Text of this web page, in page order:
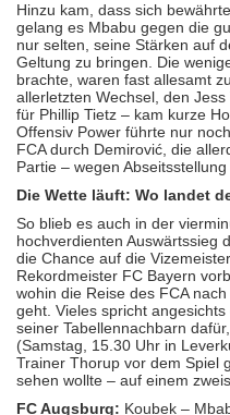
Hinzu kam, dass sich
gelang es Mbabu gegen die
nur selten, seine Stärken auf
Geltung zu bringen. Die
brachte, waren fast allesamt
allerletzten Wechsel, den
für Phillip Tietz – kam kurze
Offensiv Power führte nur
FCA durch Demirović, die
Partie – wegen
Die Wette läuft: Wo landet
So blieb es auch in der
hochverdienten Auswärtssieg
die Chance auf die
Rekordmeister FC Bayern
wohin die Reise des FCA
geht. Vieles spricht
seiner Tabellennachbarn
(Samstag, 15.30 Uhr in
Trainer Thorup vor dem Spiel
sehen wollte – auf einem
FC Augsburg: Koubek –